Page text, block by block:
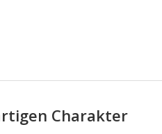
Charakter